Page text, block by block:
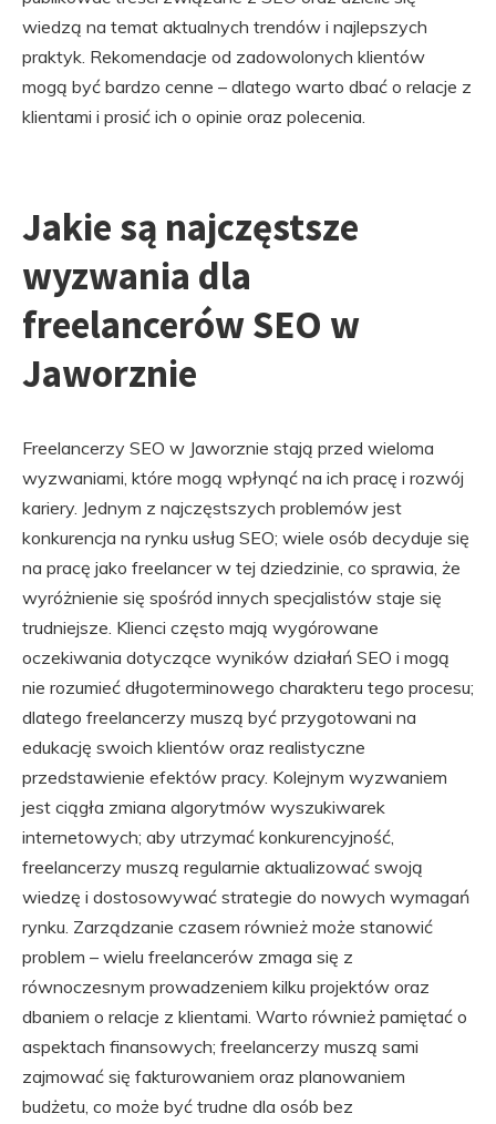
wiedzą na temat aktualnych trendów i najlepszych
praktyk. Rekomendacje od zadowolonych klientów
mogą być bardzo cenne – dlatego warto dbać o relacje z
klientami i prosić ich o opinie oraz polecenia.
Jakie są najczęstsze
wyzwania dla
freelancerów SEO w
Jaworznie
Freelancerzy SEO w Jaworznie stają przed wieloma
wyzwaniami, które mogą wpłynąć na ich pracę i rozwój
kariery. Jednym z najczęstszych problemów jest
konkurencja na rynku usług SEO; wiele osób decyduje się
na pracę jako freelancer w tej dziedzinie, co sprawia, że
wyróżnienie się spośród innych specjalistów staje się
trudniejsze. Klienci często mają wygórowane
oczekiwania dotyczące wyników działań SEO i mogą
nie rozumieć długoterminowego charakteru tego procesu;
dlatego freelancerzy muszą być przygotowani na
edukację swoich klientów oraz realistyczne
przedstawienie efektów pracy. Kolejnym wyzwaniem
jest ciągła zmiana algorytmów wyszukiwarek
internetowych; aby utrzymać konkurencyjność,
freelancerzy muszą regularnie aktualizować swoją
wiedzę i dostosowywać strategie do nowych wymagań
rynku. Zarządzanie czasem również może stanowić
problem – wielu freelancerów zmaga się z
równoczesnym prowadzeniem kilku projektów oraz
dbaniem o relacje z klientami. Warto również pamiętać o
aspektach finansowych; freelancerzy muszą sami
zajmować się fakturowaniem oraz planowaniem
budżetu, co może być trudne dla osób bez